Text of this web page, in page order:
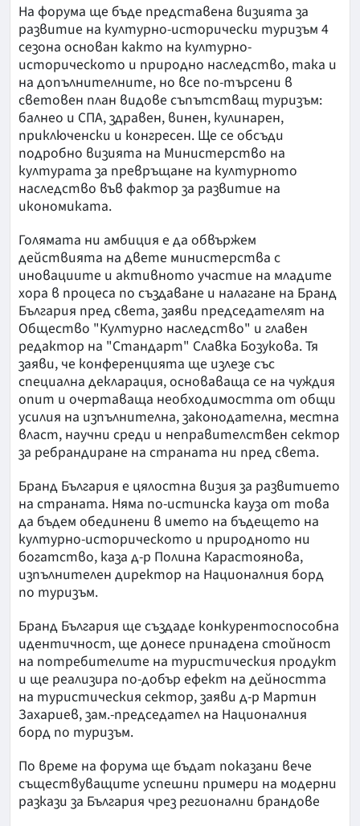
На форума ще бъде представена визията за
развитие на културно-исторически туризъм 4
сезона основан както на културно-
историческото и природно наследство, така и
на допълнителните, но все по-търсени в
световен план видове съпътстващ туризъм:
балнео и СПА, здравен, винен, кулинарен,
приключенски и конгресен. Ще се обсъди
подробно визията на Министерство на
културата за превръщане на културното
наследство във фактор за развитие на
икономиката.
Голямата ни амбиция е да обвържем
действията на двете министерства с
иновациите и активното участие на младите
хора в процеса по създаване и налагане на Бранд
България пред света, заяви председателят на
Общество "Културно наследство" и главен
редактор на "Стандарт" Славка Бозукова. Тя
заяви, че конференцията ще излезе със
специална декларация, основаваща се на чуждия
опит и очертаваща необходимостта от общи
усилия на изпълнителна, законодателна, местна
власт, научни среди и неправителствен сектор
за ребрандиране на страната ни пред света.
Бранд България е цялостна визия за развитието
на страната. Няма по-истинска кауза от това
да бъдем обединени в името на бъдещето на
културно-историческото и природното ни
богатство, каза д-р Полина Карастоянова,
изпълнителен директор на Националния борд
по туризъм.
Бранд България ще създаде конкурентоспособна
идентичност, ще донесе принадена стойност
на потребителите на туристическия продукт
и ще реализира по-добър ефект на дейността
на туристическия сектор, заяви д-р Мартин
Захариев, зам.-председател на Националния
борд по туризъм.
По време на форума ще бъдат показани вече
съществуващите успешни примери на модерни
разкази за България чрез регионални брандове